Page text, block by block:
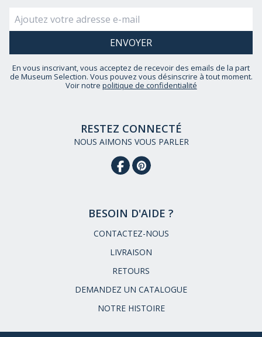
En vous inscrivant, vous acceptez de recevoir des emails de la part
de Museum Selection. Vous pouvez vous désinscrire à tout moment.
Voir notre politique de confidentialité
RESTEZ CONNECTÉ
NOUS AIMONS VOUS PARLER
BESOIN D'AIDE ?
CONTACTEZ-NOUS
LIVRAISON
RETOURS
DEMANDEZ UN CATALOGUE
NOTRE HISTOIRE